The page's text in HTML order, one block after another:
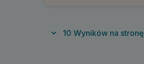
10 Wyników na stronę